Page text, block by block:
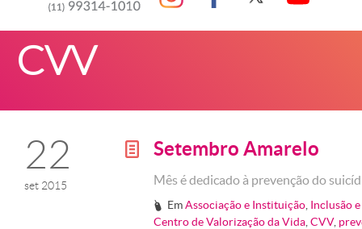
CVV
22
set 2015
g Setembro Amarelo
Mês é dedicado à prevenção do
# EmAssociação e Instituição Inclusão
Centro de Valorização da Vida CVV,